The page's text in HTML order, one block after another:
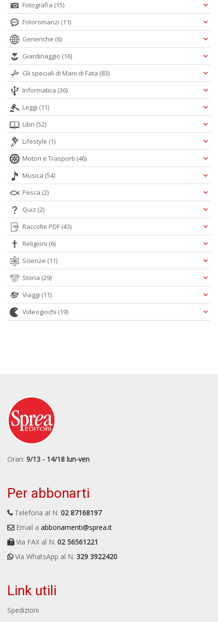
Fotografia (15)
Fotoromanzi (11)
Generiche (6)
Giardinaggio (16)
Gli speciali di Mani di Fata (83)
Informatica (36)
Leggi (11)
Libri (52)
Lifestyle (1)
Motori e Trasporti (46)
Musica (54)
Pesca (2)
Quiz (2)
Raccolte PDF (43)
Religioni (6)
Scienze (11)
Storia (29)
Viaggi (11)
Videogiochi (19)
Orari: 9/13 - 14/18 lun-ven
Per abbonarti
Telefona al N. 02 87168197
Email a abbonamenti@sprea.it
Via FAX al N. 02 56561221
Via WhatsApp al N. 329 3922420
Link utili
Spedizioni